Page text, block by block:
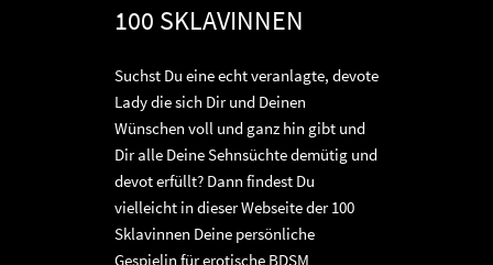
100 SKLAVINNEN
Suchst Du eine echt veranlagte, devote
Lady die sich Dir und Deinen
Wünschen voll und ganz hin gibt und
Dir alle Deine Sehnsüchte demütig und
devot erfüllt? Dann findest Du
vielleicht in dieser Webseite der 100
Sklavinnen Deine persönliche
Gespielin für erotische BDSM